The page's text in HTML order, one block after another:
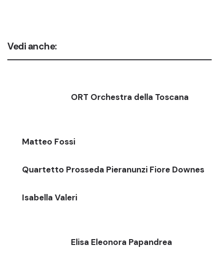
Vedi anche:
ORT Orchestra della Toscana
Matteo Fossi
Quartetto Prosseda Pieranunzi Fiore Downes
Isabella Valeri
Elisa Eleonora Papandrea